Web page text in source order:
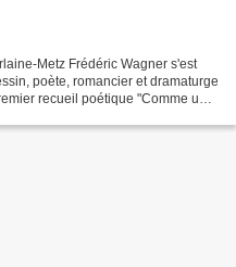
Metz Frédéric Wagner s'est
poète, romancier et dramaturge
recueil poétique "Comme un